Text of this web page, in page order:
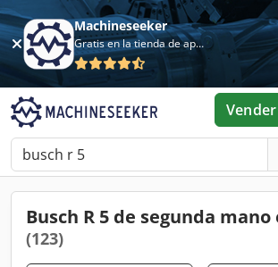
Machineseeker
Gratis en la tienda de aplicaciones
Vender
Busch R 5 de segunda
(123)